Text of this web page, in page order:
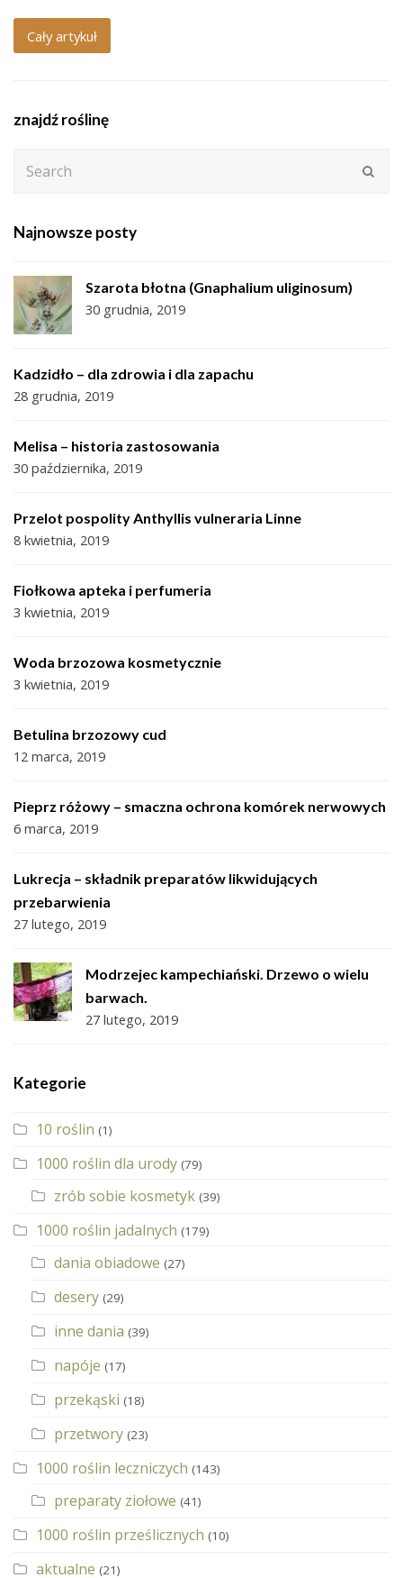
Cały artykuł
znajdź roślinę
Najnowsze posty
Szarota błotna (Gnaphalium uliginosum)
30 grudnia, 2019
Kadzidło – dla zdrowia i dla zapachu
28 grudnia, 2019
Melisa – historia zastosowania
30 października, 2019
Przelot pospolity Anthyllis vulneraria Linne
8 kwietnia, 2019
Fiołkowa apteka i perfumeria
3 kwietnia, 2019
Woda brzozowa kosmetycznie
3 kwietnia, 2019
Betulina brzozowy cud
12 marca, 2019
Pieprz różowy – smaczna ochrona komórek nerwowych
6 marca, 2019
Lukrecja – składnik preparatów likwidujących
przebarwienia
27 lutego, 2019
Modrzejec kampechiański. Drzewo o wielu
barwach.
27 lutego, 2019
Kategorie
10 roślin (1)
1000 roślin dla urody (79)
zrób sobie kosmetyk (39)
1000 roślin jadalnych (179)
dania obiadowe (27)
desery (29)
inne dania (39)
napóje (17)
przekąski (18)
przetwory (23)
1000 roślin leczniczych (143)
preparaty ziołowe (41)
1000 roślin prześlicznych (10)
aktualne (21)